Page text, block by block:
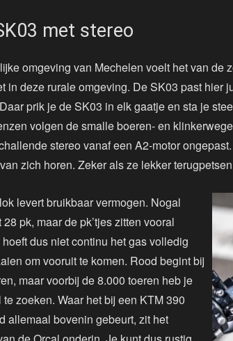
met stereo
omgeving van Mechelen voelt het van de
in deze rurale omgeving. De SK03 past hier
prik je de SK03 in elk gaatje en sta je
volgen de smalle boeren- en
stereo vanaf een A2-motor
zich horen. Zeker als ze lekker
levert bruikbaar vermogen. Nogal
pk, maar de pk’tjes zitten vooral
dus niet continu het gas volledig
om vooruit te komen. Rood begint bij
maar voorbij de 8.000 toeren heb je
te zoeken. Waar het bij een KTM 390
allemaal bovenin gebeurt, zit het